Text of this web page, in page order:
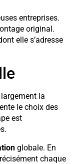
entreprises.
original.
elle s’adresse
la
le choix des
est
globale. En
chaque